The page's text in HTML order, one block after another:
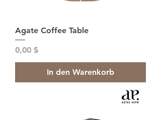
Agate Coffee Table
Preis
0,00 $
In den Warenkorb